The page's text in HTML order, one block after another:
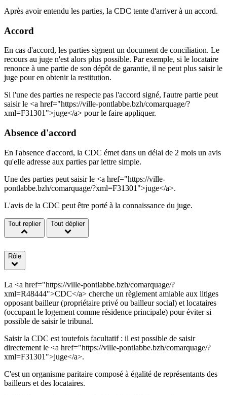
Après avoir entendu les parties, la CDC tente d'arriver à un accord.
Accord
En cas d'accord, les parties signent un document de conciliation. Le
recours au juge n'est alors plus possible. Par exemple, si le locataire
renonce à une partie de son dépôt de garantie, il ne peut plus saisir le
juge pour en obtenir la restitution.
Si l'une des parties ne respecte pas l'accord signé, l'autre partie peut
saisir le <a href="https://ville-pontlabbe.bzh/comarquage/?
xml=F31301">juge</a> pour le faire appliquer.
Absence d'accord
En l'absence d'accord, la CDC émet dans un délai de 2 mois un avis
qu'elle adresse aux parties par lettre simple.
Une des parties peut saisir le <a href="https://ville-
pontlabbe.bzh/comarquage/?xml=F31301">juge</a>.
L'avis de la CDC peut être porté à la connaissance du juge.
Tout replier Tout déplier
Rôle
La <a href="https://ville-pontlabbe.bzh/comarquage/?
xml=R48444">CDC</a> cherche un règlement amiable aux litiges
opposant bailleur (propriétaire privé ou bailleur social) et locataires
(occupant le logement comme résidence principale) pour éviter si
possible de saisir le tribunal.
Saisir la CDC est toutefois facultatif : il est possible de saisir
directement le <a href="https://ville-pontlabbe.bzh/comarquage/?
xml=F31301">juge</a>.
C'est un organisme paritaire composé à égalité de représentants des
bailleurs et des locataires.